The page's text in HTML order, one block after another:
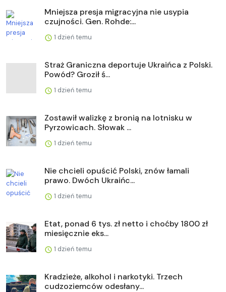
Mniejsza presja migracyjna nie usypia
czujności. Gen. Rohde:...
1 dzień temu
Straż Graniczna deportuje Ukraińca z Polski.
Powód? Groził ś...
1 dzień temu
Zostawił walizkę z bronią na lotnisku w
Pyrzowicach. Słowak ...
1 dzień temu
Nie chcieli opuścić Polski, znów łamali
prawo. Dwóch Ukraińc...
1 dzień temu
Etat, ponad 6 tys. zł netto i choćby 1800 zł
miesięcznie eks...
1 dzień temu
Kradzieże, alkohol i narkotyki. Trzech
cudzoziemców odesłany...